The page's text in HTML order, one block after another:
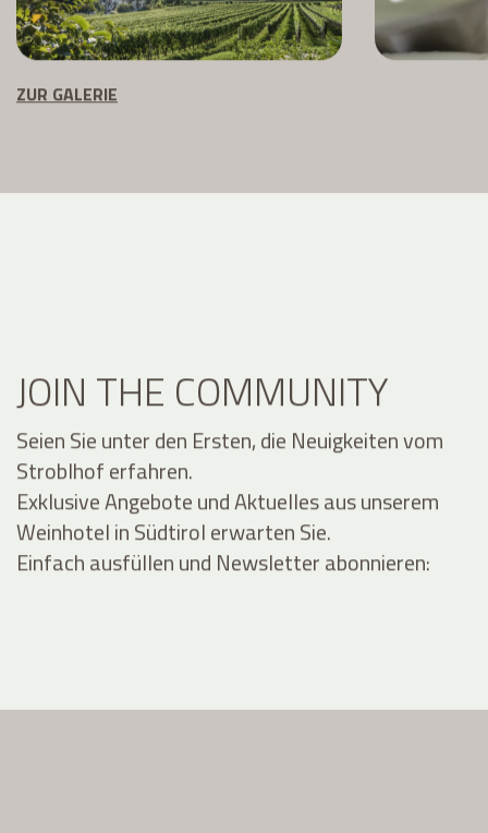
ZUR GALERIE
JOIN THE COMMUNITY
Seien Sie unter den Ersten, die Neuigkeiten vom
Stroblhof erfahren.
Exklusive Angebote und Aktuelles aus unserem
Weinhotel in Südtirol erwarten Sie.
Einfach ausfüllen und Newsletter abonnieren: